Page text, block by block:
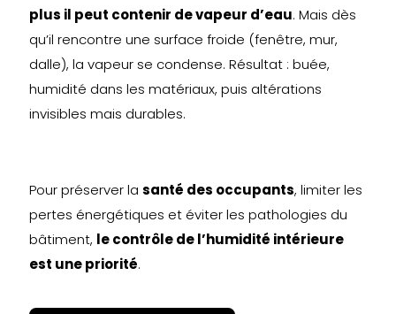
plus il peut contenir de vapeur d’eau. Mais dès
qu’il rencontre une surface froide (fenêtre, mur,
dalle), la vapeur se condense. Résultat : buée,
humidité dans les matériaux, puis altérations
invisibles mais durables.
Pour préserver la santé des occupants, limiter les
pertes énergétiques et éviter les pathologies du
bâtiment, le contrôle de l’humidité intérieure
est une priorité.